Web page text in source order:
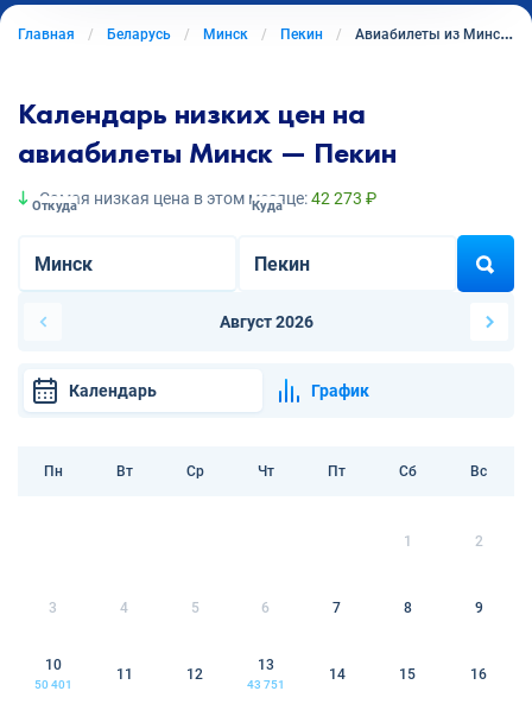
Главная Беларусь Минск Пекин Авиабилеты из Минска в Пекин
Календарь низких цен на
авиабилеты Минск — Пекин
Самая низкая цена в этом месяце:42 273 ₽
Откуда Куда
Август 2026
Календарь График
Пн Вт Ср Чт Пт Сб Вс
1 2
3 4 5 6 7 8 9
10
50 401
11 12
13
43 751
14 15 16